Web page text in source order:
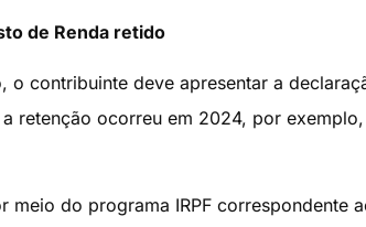
de Renda retido
o contribuinte deve apresentar a
retenção ocorreu em 2024, por
meio do programa IRPF correspondente